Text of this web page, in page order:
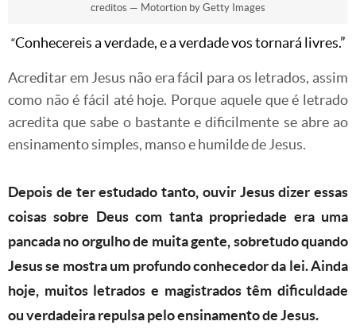
creditos — Motortion by Getty Images
“Conhecereis a verdade, e a verdade vos tornará livres.”
Acreditar em Jesus não era fácil para os letrados, assim
como não é fácil até hoje. Porque aquele que é letrado
acredita que sabe o bastante e dificilmente se abre ao
ensinamento simples, manso e humilde de Jesus.
Depois de ter estudado tanto, ouvir Jesus dizer essas
coisas sobre Deus com tanta propriedade era uma
pancada no orgulho de muita gente, sobretudo quando
Jesus se mostra um profundo conhecedor da lei. Ainda
hoje, muitos letrados e magistrados têm dificuldade
ou verdadeira repulsa pelo ensinamento de Jesus.